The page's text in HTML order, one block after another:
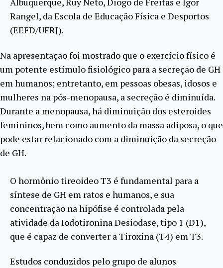
Rangel, da Escola de Educação Física e Desportos
(EEFD/UFRJ).
Na apresentação foi mostrado que o exercício físico é
um potente estímulo fisiológico para a secreção de GH
em humanos; entretanto, em pessoas obesas, idosos e
mulheres na pós-menopausa, a secreção é diminuída.
Durante a menopausa, há diminuição dos esteroides
femininos, bem como aumento da massa adiposa, o que
pode estar relacionado com a diminuição da secreção
de GH.
O hormônio tireoideo T3 é fundamental para a
síntese de GH em ratos e humanos, e sua
concentração na hipófise é controlada pela
atividade da Iodotironina Desiodase, tipo 1 (D1),
que é capaz de converter a Tiroxina (T4) em T3.
Estudos conduzidos pelo grupo de alunos